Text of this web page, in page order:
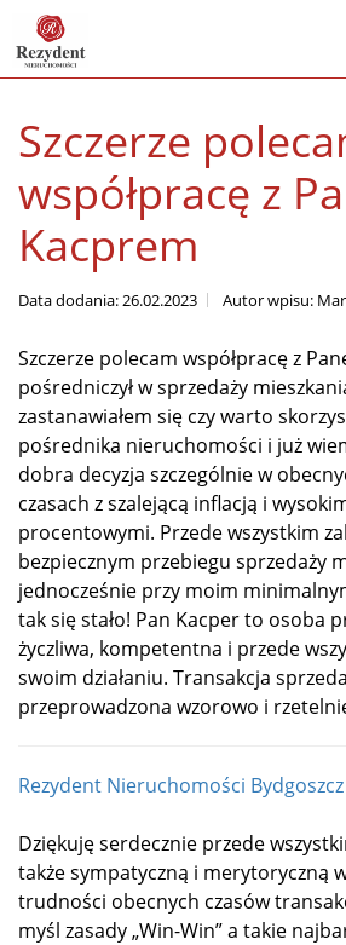
Szczerze
współpracę z
Kacprem
Data dodania: 26.02.2023 Autor wpisu:
Szczerze polecam współpracę z
pośredniczył w sprzedaży
zastanawiałem się czy warto
pośrednika nieruchomości i już
dobra decyzja szczególnie w
czasach z szalejącą inflacją i
procentowymi. Przede wszystkim
bezpiecznym przebiegu sprzedaży
jednocześnie przy moim
tak się stało! Pan Kacper to osoba
życzliwa, kompetentna i przede
swoim działaniu. Transakcja
przeprowadzona wzorowo i
Rezydent Nieruchomości Bydgoszcz
Dziękuję serdecznie przede
także sympatyczną i merytoryczną
trudności obecnych czasów
myśl zasady „Win-Win” a takie